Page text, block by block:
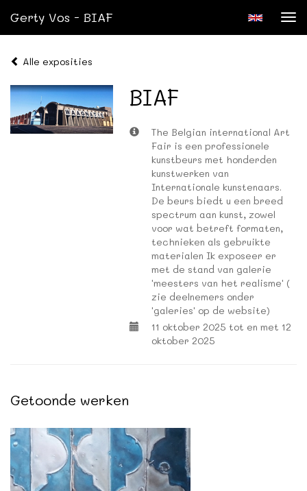
Gerty Vos - BIAF
Alle exposities
BIAF
The Belgian international Art
Fair is een professionele
kunstbeurs met honderden
kunstwerken van
Internationale kunstenaars.
De beurs biedt u een breed
spectrum aan kunst, zowel
voor wat betreft formaten,
technieken als gebruikte
materialen Ik exposeer er
met de stand van galerie
'meesters van het realisme' (
zie deelnemers onder
'galeries' op de website)
11 oktober 2025 tot en met 12
oktober 2025
Getoonde werken